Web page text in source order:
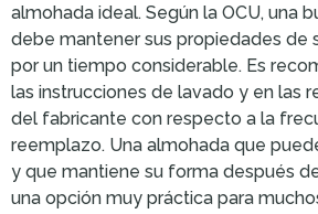
almohada ideal. Según la OCU, una
debe mantener sus propiedades de
por un tiempo considerable. Es
las instrucciones de lavado y en las
del fabricante con respecto a la
reemplazo. Una almohada que
y que mantiene su forma después
una opción muy práctica para